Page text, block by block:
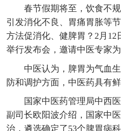
春节假期将至，饮食不
引发消化不良、胃痛胃胀等
方法促消化、健脾胃？2月12
举行发布会，邀请中医专家
中医认为，脾胃为气血
防和调护方面，中医药具有
国家中医药管理局中西
副司长欧阳波介绍，国家中
治，遴选确定了53个脾胃病